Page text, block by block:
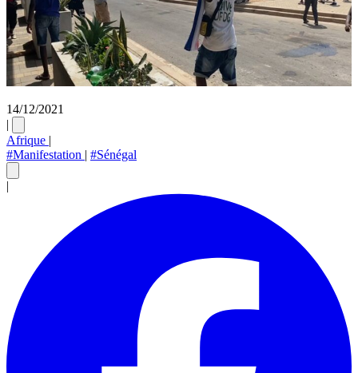
14/12/2021
|
Afrique |
#Manifestation | #Sénégal
|